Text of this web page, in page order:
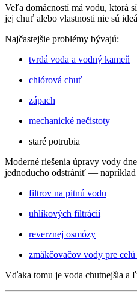
Veľa domácností má vodu, ktorá
jej chuť alebo vlastnosti nie sú
Najčastejšie problémy bývajú:
tvrdá voda a vodný kameň
chlórová chuť
zápach
mechanické nečistoty
staré potrubia
Moderné riešenia úpravy vody
jednoducho odstrániť — napríklad
filtrov na pitnú vodu
uhlíkových filtrácií
reverznej osmózy
zmäkčovačov vody pre
Vďaka tomu je voda chutnejšia a